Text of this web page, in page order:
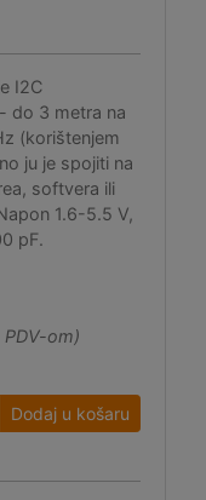
I2C
do 3 metra na
(korištenjem
ju je spojiti na
softvera ili
1.6-5.5 V,
pF.
PDV-om)
Dodaj u košaru